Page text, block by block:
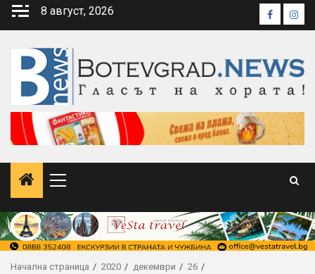
Skip
8 август, 2026 Facebook
Primary
Начална страница 2020 декември
26